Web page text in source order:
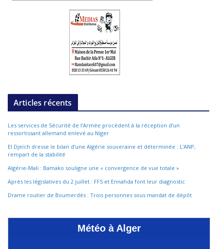
Articles récents
Les services de Sécurité de l’Armée procèdent à la réception d’un
ressortissant allemand enlevé au Niger
El Djeïch dresse le bilan d’une Algérie souveraine et déterminée : L’ANP,
rempart de la stabilité
Algérie-Mali : Bamako souligne une « convergence de vue totale »
Après les législatives du 2 juillet : FFS et Ennahda font leur diagnostic
Drame routier de Boumerdès : Trois personnes sous mandat de dépôt
Météo à Alger